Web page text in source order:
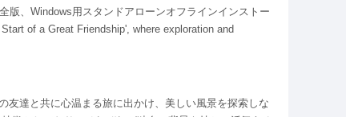
、Windows用スタンドアローンオフラインインストー
of a Great Friendship', where exploration and
友達と共に心温まる旅に出かけ、美しい風景を探索しな